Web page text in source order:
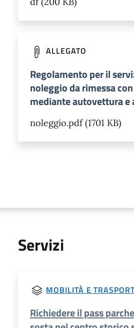
ALLEGATO
Regolamento per il
noleggio da rimessa
mediante autovettura e
noleggio.pdf (1701 KB)
Servizi
MOBILITÀ E
Richiedere il pass